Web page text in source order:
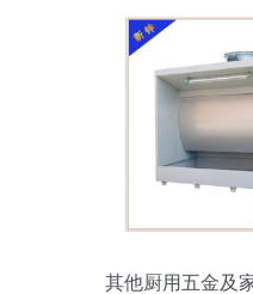
其他厨用五金及